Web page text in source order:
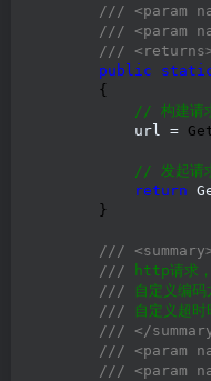
///
<param
///
<param
///
public
        {
// 构建请
            url =
// 发起请
return
        }
///
/// http请求
/// 自定义编码
/// 自定义超
///
</
///
<param
///
<param